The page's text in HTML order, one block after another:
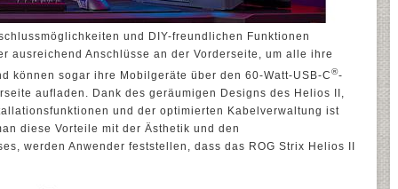
und DIY-freundlichen Funktionen
ausreichend Anschlüsse an der Vorderseite, um alle ihre
können sogar ihre Mobilgeräte über den 60-Watt-USB-C®-
aufladen. Dank des geräumigen Designs des Helios II,
und der optimierten Kabelverwaltung ist
diese Vorteile mit der Ästhetik und den
werden Anwender feststellen, dass das ROG Strix Helios II